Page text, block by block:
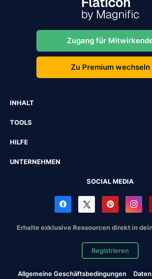
Zugang für
Zu Premium wechseln
INHALT
TOOLS
HILFE
UNTERNEHMEN
SOCIAL MEDIA
Erhalte exklusive Ressourcen direkt in
Registrieren
Allgemeine Geschäftsbedingungen